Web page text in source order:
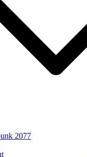
2077